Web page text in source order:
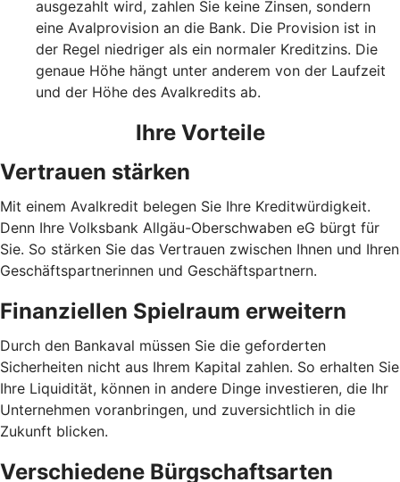
ausgezahlt wird, zahlen Sie keine Zinsen, sondern
eine Avalprovision an die Bank. Die Provision ist in
der Regel niedriger als ein normaler Kreditzins. Die
genaue Höhe hängt unter anderem von der Laufzeit
und der Höhe des Avalkredits ab.
Ihre Vorteile
Vertrauen stärken
Mit einem Avalkredit belegen Sie Ihre Kreditwürdigkeit.
Denn Ihre Volksbank Allgäu-Oberschwaben eG bürgt für
Sie. So stärken Sie das Vertrauen zwischen Ihnen und Ihren
Geschäftspartnerinnen und Geschäftspartnern.
Finanziellen Spielraum erweitern
Durch den Bankaval müssen Sie die geforderten
Sicherheiten nicht aus Ihrem Kapital zahlen. So erhalten Sie
Ihre Liquidität, können in andere Dinge investieren, die Ihr
Unternehmen voranbringen, und zuversichtlich in die
Zukunft blicken.
Verschiedene Bürgschaftsarten